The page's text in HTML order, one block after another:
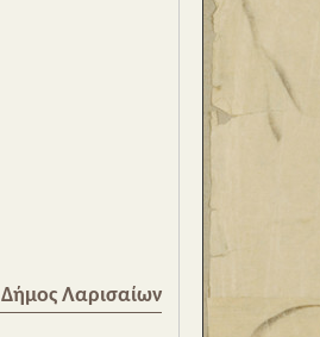
Δήμος Λαρισαίων